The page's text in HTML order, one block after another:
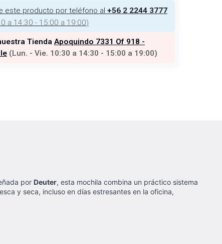
este producto por teléfono al +56 2 2244 3777
a 14:30 - 15:00 a 19:00)
Tienda Apoquindo 7331 Of 918 -
(Lun. - Vie. 10:30 a 14:30 - 15:00 a 19:00)
por Deuter, esta mochila combina un práctico sistema
y seca, incluso en días estresantes en la oficina,